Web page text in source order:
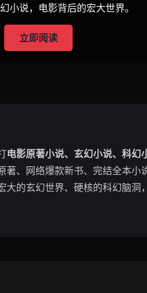
影背后的宏大世界。
阅读
电影原著小说、玄幻小说、科
、网络爆款新书、完结全本
的玄幻世界、硬核的科幻脑